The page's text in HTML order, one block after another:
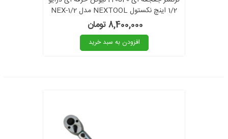
1/2 اینچ نکستول NEXTOOL مدل NEX-1/2
40-220nm
8,400,000 تومان
افزودن به سبد خرید